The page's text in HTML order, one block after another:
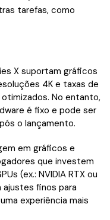
tarefas, como
X suportam gráficos
4K e taxas de
No entanto,
é fixo e pode ser
o lançamento.
em gráficos e
que investem
(ex.: NVIDIA RTX ou
ajustes finos para
experiência mais